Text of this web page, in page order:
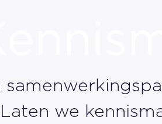
we